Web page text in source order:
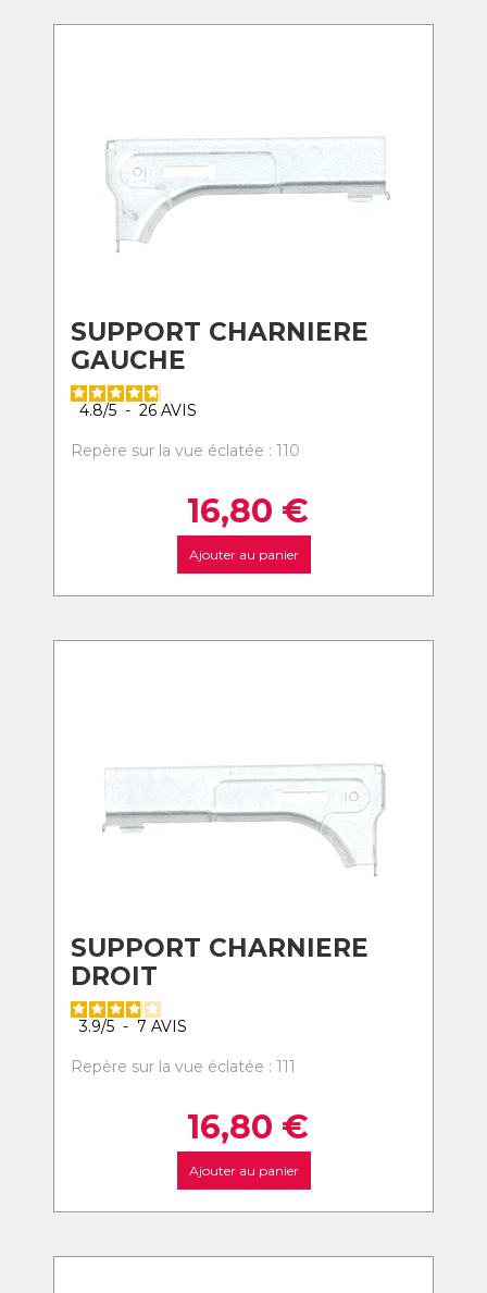
SUPPORT CHARNIERE
GAUCHE
4.8/5 - 26 AVIS
Repère sur la vue éclatée : 110
16,80 €
Ajouter au panier
SUPPORT CHARNIERE
DROIT
3.9/5 - 7 AVIS
Repère sur la vue éclatée : 111
16,80 €
Ajouter au panier